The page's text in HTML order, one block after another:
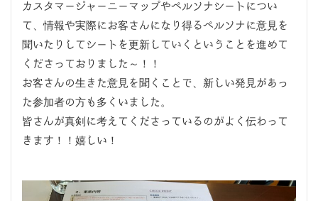
カスタマージャーニーマップやペルソナシートについ
て、情報や実際にお客さんになり得るペルソナに意見を
聞いたりしてシートを更新していくということを進めて
くださっておりました～！！
お客さんの生きた意見を聞くことで、新しい発見があっ
た参加者の方も多くいました。
皆さんが真剣に考えてくださっているのがよく伝わって
きます！！嬉しい！